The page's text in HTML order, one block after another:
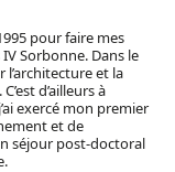
pour faire mes
IV Sorbonne. Dans le
l’architecture et la
d’ailleurs à
exercé mon premier
et de
séjour post-doctoral